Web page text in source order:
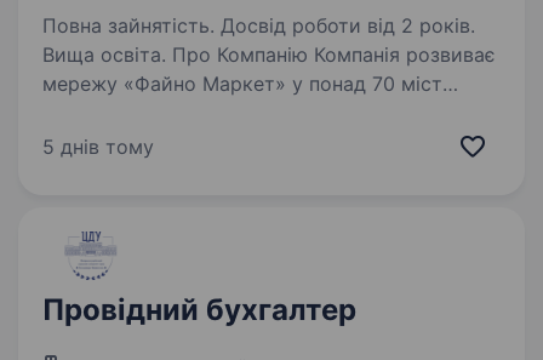
Повна зайнятість. Досвід роботи від 2 років.
Вища освіта. Про Компанію Компанія розвиває
мережу «Файно Маркет» у понад 70 міст
Черкаській, Одеській, Миколаївській,
5 днів тому
Провідний бухгалтер